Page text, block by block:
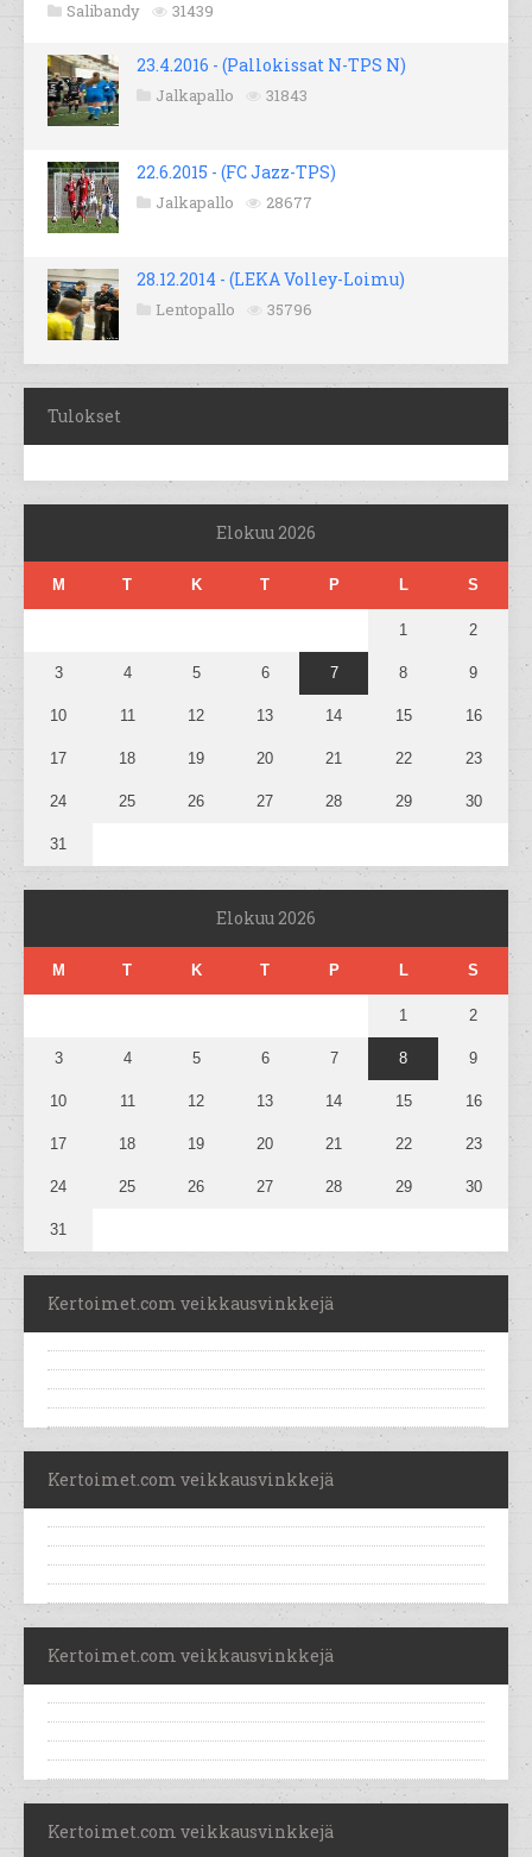
Salibandy 31439
23.4.2016 - (Pallokissat N-TPS N)
Jalkapallo 31843
22.6.2015 - (FC Jazz-TPS)
Jalkapallo 28677
28.12.2014 - (LEKA Volley-Loimu)
Lentopallo 35796
Tulokset
Elokuu 2026
M T K T P L S
1 2
3 4 5 6 7 8 9
10 11 12 13 14 15 16
17 18 19 20 21 22 23
24 25 26 27 28 29 30
31
Elokuu 2026
M T K T P L S
1 2
3 4 5 6 7 8 9
10 11 12 13 14 15 16
17 18 19 20 21 22 23
24 25 26 27 28 29 30
31
Kertoimet.com veikkausvinkkejä
Kertoimet.com veikkausvinkkejä
Kertoimet.com veikkausvinkkejä
Kertoimet.com veikkausvinkkejä